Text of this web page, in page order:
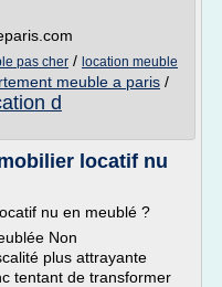
pas cher / location meuble
meuble a paris /
d
locatif nu
nu en meublé ?
Non
plus attrayante
tentant de transformer